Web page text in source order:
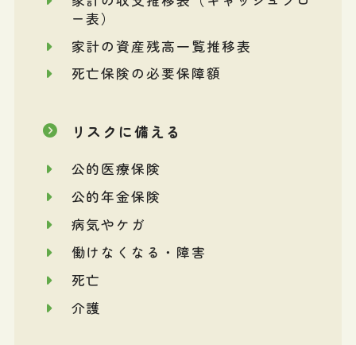
ー表）
家計の資産残高一覧推移表
死亡保険の必要保障額
リスクに備える
公的医療保険
公的年金保険
病気やケガ
働けなくなる・障害
死亡
介護